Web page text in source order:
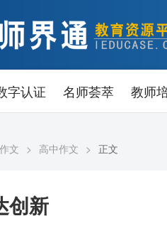
字认证 名师荟萃 教师
文 > 高中作文 > 正文
创新